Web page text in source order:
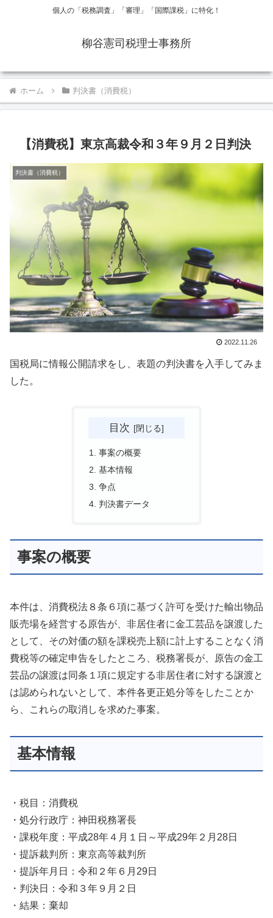
個人の「税務調査」「審理」「国際課税」に特化！
柳谷憲司税理士事務所
ホーム 判決書（消費税）
【消費税】東京高裁令和３年９月２日判決
判決書（消費税）
2022.11.26
国税局に情報公開請求をし、表題の判決書を入手してみま
した。
目次
事案の概要
基本情報
争点
判決書データ
事案の概要
本件は、消費税法８条６項に基づく許可を受けた輸出物品
販売場を経営する原告が、非居住者に金工芸品を譲渡した
として、その対価の額を課税売上額に計上することなく消
費税等の確定申告をしたところ、税務署長が、原告の金工
芸品の譲渡は同条１項に規定する非居住者に対する譲渡と
は認められないとして、本件各更正処分等をしたことか
ら、これらの取消しを求めた事案。
基本情報
・税目：消費税
・処分行政庁：神田税務署長
・課税年度：平成28年４月１日～平成29年２月28日
・提訴裁判所：東京高等裁判所
・提訴年月日：令和２年６月29日
・判決日：令和３年９月２日
・結果：棄却